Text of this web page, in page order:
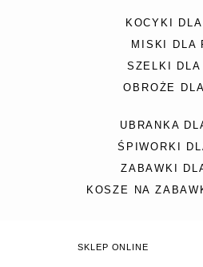
KOCYKI
MISKI DLA
SZELKI DLA
OBROŻE
UBRANKA
ŚPIWORKI
ZABAWKI
KOSZE NA
SKLEP ONLINE